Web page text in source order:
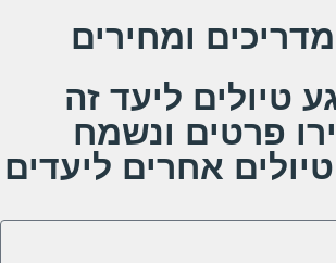
ומחירים
טיולים ליעד זה
פרטים ונשמח
אחרים ליעדים